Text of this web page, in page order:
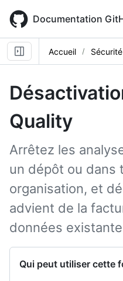
main
content
Documentation
Accueil
Quality
Arrêtez les
un dépôt ou dans
organisation, et
advient de la
données
Qui peut utiliser cette